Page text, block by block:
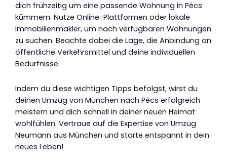
dich frühzeitig um eine passende Wohnung in Pécs
kümmern. Nutze Online-Plattformen oder lokale
Immobilienmakler, um nach verfügbaren Wohnungen
zu suchen. Beachte dabei die Lage, die Anbindung an
öffentliche Verkehrsmittel und deine individuellen
Bedürfnisse.
Indem du diese wichtigen Tipps befolgst, wirst du
deinen Umzug von München nach Pécs erfolgreich
meistern und dich schnell in deiner neuen Heimat
wohlfühlen. Vertraue auf die Expertise von Umzug
Neumann aus München und starte entspannt in dein
neues Leben!